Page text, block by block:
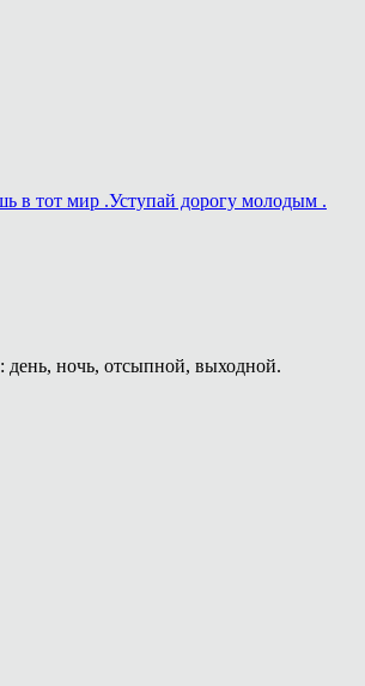
в тот мир .Уступай дорогу молодым .
день, ночь, отсыпной, выходной.